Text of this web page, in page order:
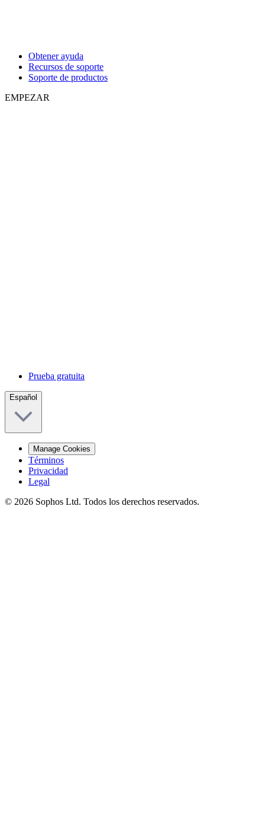
Obtener ayuda
Recursos de soporte
Soporte de productos
EMPEZAR
Prueba gratuita
Español
Manage Cookies
Términos
Privacidad
Legal
© 2026 Sophos Ltd. Todos los derechos reservados.